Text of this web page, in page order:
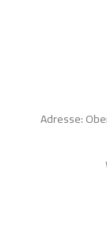
Adresse: